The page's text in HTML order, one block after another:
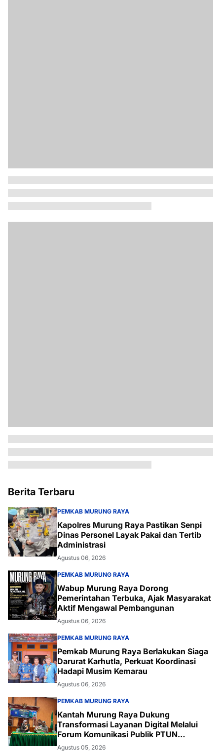
Berita Terbaru
PEMKAB MURUNG RAYA
Kapolres Murung Raya Pastikan Senpi
Dinas Personel Layak Pakai dan Tertib
Administrasi
Agustus 06, 2026
PEMKAB MURUNG RAYA
Wabup Murung Raya Dorong
Pemerintahan Terbuka, Ajak Masyarakat
Aktif Mengawal Pembangunan
Agustus 06, 2026
PEMKAB MURUNG RAYA
Pemkab Murung Raya Berlakukan Siaga
Darurat Karhutla, Perkuat Koordinasi
Hadapi Musim Kemarau
Agustus 06, 2026
PEMKAB MURUNG RAYA
Kantah Murung Raya Dukung
Transformasi Layanan Digital Melalui
Forum Komunikasi Publik PTUN
Palangka Raya
Agustus 05, 2026